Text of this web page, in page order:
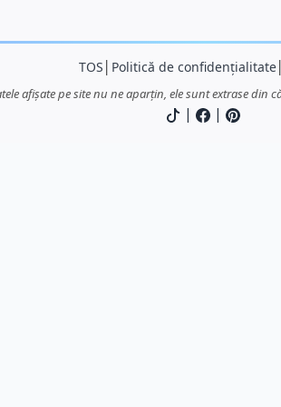
TOS Politică de confidențialitate│
afișate pe site nu ne aparțin, ele sunt extrase din
| |